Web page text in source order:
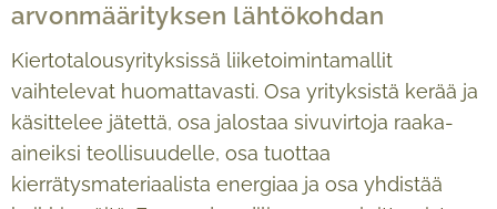
arvonmäärityksen lähtökohdan
Kiertotalousyrityksissä liiketoimintamallit
vaihtelevat huomattavasti. Osa yrityksistä kerää ja
käsittelee jätettä, osa jalostaa sivuvirtoja raaka-
aineiksi teollisuudelle, osa tuottaa
kierrätysmateriaalista energiaa ja osa yhdistää